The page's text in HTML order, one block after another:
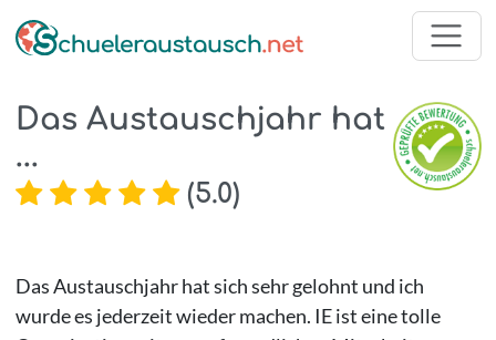
Das Austauschjahr hat
...
(5.0)
Das Austauschjahr hat sich sehr gelohnt und ich
wurde es jederzeit wieder machen. IE ist eine tolle